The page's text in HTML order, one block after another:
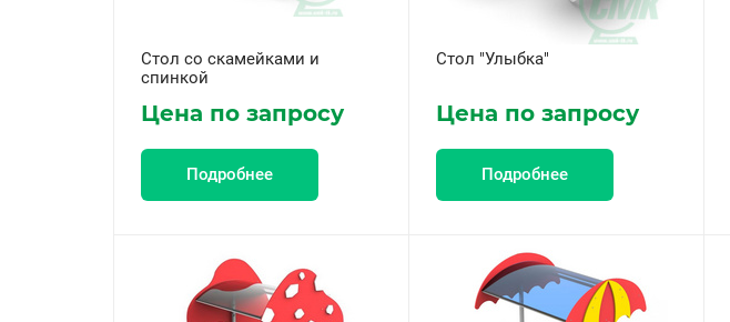
Стол со скамейками и
спинкой
Цена по запросу
Подробнее
Стол "Улыбка"
Цена по запросу
Подробнее